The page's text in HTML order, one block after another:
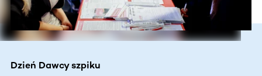
Dzień Dawcy szpiku